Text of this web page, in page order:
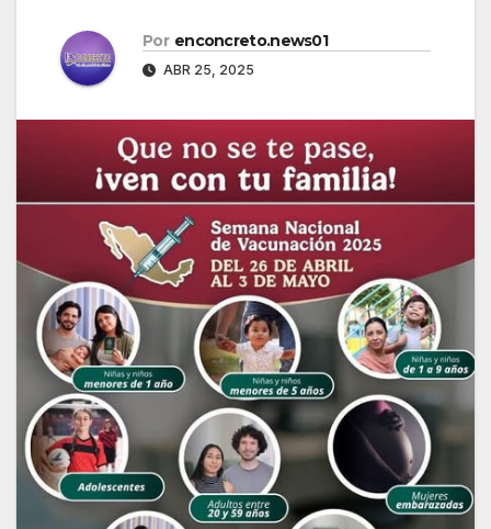
Por enconcreto.news01
ABR 25, 2025